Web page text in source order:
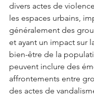
divers actes de
les espaces urbains,
généralement des
et ayant un impact sur
bien-être de la
peuvent inclure des
affrontements entre
des actes de